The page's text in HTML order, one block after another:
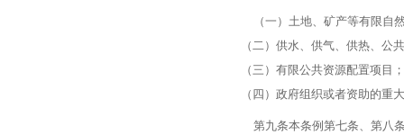
（一）土地、矿产等有限自然
（二）供水、供气、供热、公
（三）有限公共资源配置项目；
（四）政府组织或者资助的重
第九条本条例第七条、第八条